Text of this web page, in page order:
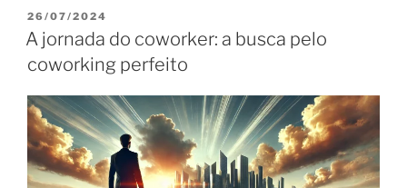
pode
beneficiar
coworkings
–
e
Floripa
sai
PUBLICADO
EM
26/07/2024
A jornada do coworker: a busca pelo
coworking perfeito